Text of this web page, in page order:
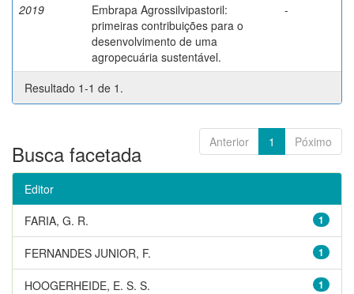
2019
Embrapa Agrossilvipastoril:
primeiras contribuições para o
desenvolvimento de uma
agropecuária sustentável.
-
Resultado 1-1 de 1.
Anterior 1 Póximo
Busca facetada
Editor
1
FARIA, G. R.
1
FERNANDES JUNIOR, F.
1
HOOGERHEIDE, E. S. S.